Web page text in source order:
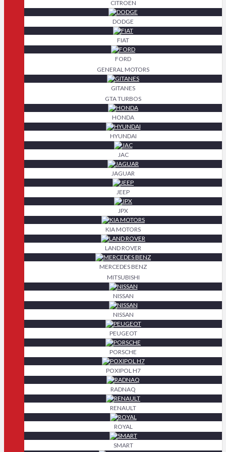
CITROEN
DODGE
FIAT
FORD
GENERAL MOTORS
GITANES
GTA TURBOS
HONDA
HYUNDAI
JAC
JAGUAR
JEEP
JPX
KIA MOTORS
LAND ROVER
MERCEDES BENZ
MITSUBISHI
NISSAN
NISSAN
PEUGEOT
PORSCHE
POXIPOL H7
RADNAQ
RENAULT
ROYAL
SMART